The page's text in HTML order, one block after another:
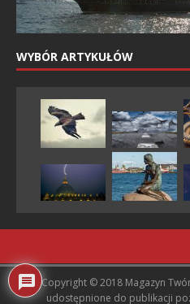
WYBÓR ARTYKUŁÓW
Copyright © 2018 Magazyn
udostępnione do publikacji